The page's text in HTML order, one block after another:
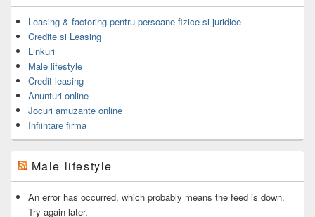
Leasing & factoring pentru persoane fizice si juridice
Credite si Leasing
Linkuri
Male lifestyle
Credit leasing
Anunturi online
Jocuri amuzante online
Infiintare firma
Male lifestyle
An error has occurred, which probably means the feed is down.
Try again later.